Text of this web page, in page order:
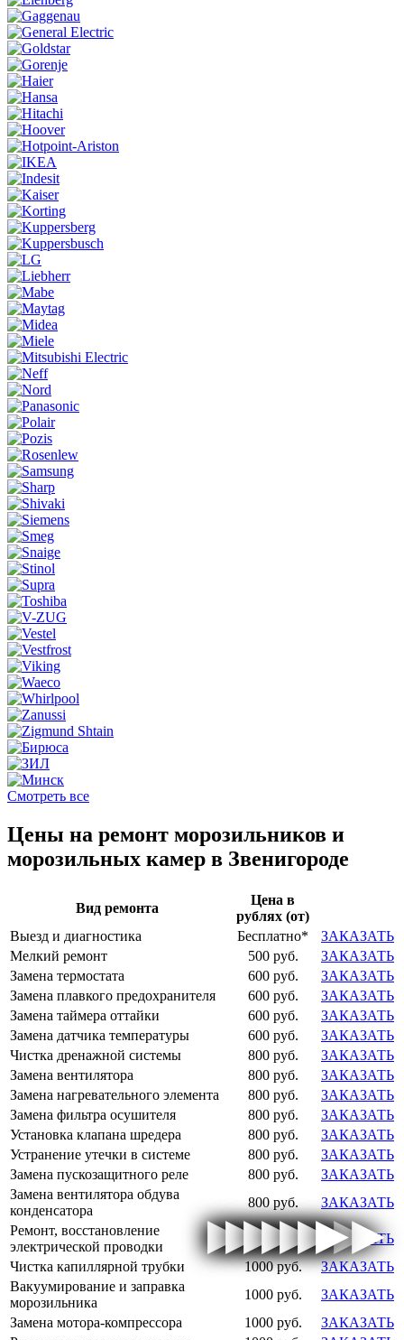
▶▶▶▶▶▶▶▶▶
▶▶▶▶▶▶▶
Смотреть все
Цены на ремонт морозильников и
морозильных камер в Звенигороде
Вид ремонта
Цена в
рублях (от)
Выезд и диагностика
Бесплатно*
ЗАКАЗАТЬ
Мелкий ремонт
500 руб.
ЗАКАЗАТЬ
Замена термостата
600 руб.
ЗАКАЗАТЬ
Замена плавкого предохранителя
600 руб.
ЗАКАЗАТЬ
Замена таймера оттайки
600 руб.
ЗАКАЗАТЬ
Замена датчика температуры
600 руб.
ЗАКАЗАТЬ
Чистка дренажной системы
800 руб.
ЗАКАЗАТЬ
Замена вентилятора
800 руб.
ЗАКАЗАТЬ
Замена нагревательного элемента
800 руб.
ЗАКАЗАТЬ
Замена фильтра осушителя
800 руб.
ЗАКАЗАТЬ
Установка клапана шредера
800 руб.
ЗАКАЗАТЬ
Устранение утечки в системе
800 руб.
ЗАКАЗАТЬ
Замена пускозащитного реле
800 руб.
ЗАКАЗАТЬ
Замена вентилятора обдува
конденсатора
800 руб.
ЗАКАЗАТЬ
Ремонт, восстановление
электрической проводки
ЗАКАЗАТЬ
Чистка капиллярной трубки
1000 руб.
ЗАКАЗАТЬ
Вакуумирование и заправка
морозильника
1000 руб.
ЗАКАЗАТЬ
Замена мотора-компрессора
1000 руб.
ЗАКАЗАТЬ